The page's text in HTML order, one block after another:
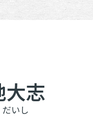
大志
いし